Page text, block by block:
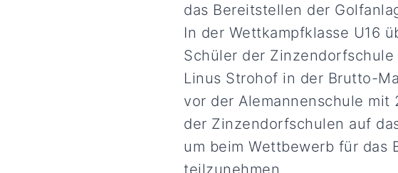
das Bereitstellen der
In der Wettkampfklasse U16
Schüler der
Linus Strohof in der Brutto-
vor der Alemannenschule
der Zinzendorfschulen auf
um beim Wettbewerb für das
teilzunehmen.